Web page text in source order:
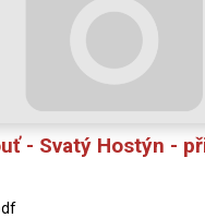
- Svatý Hostýn -